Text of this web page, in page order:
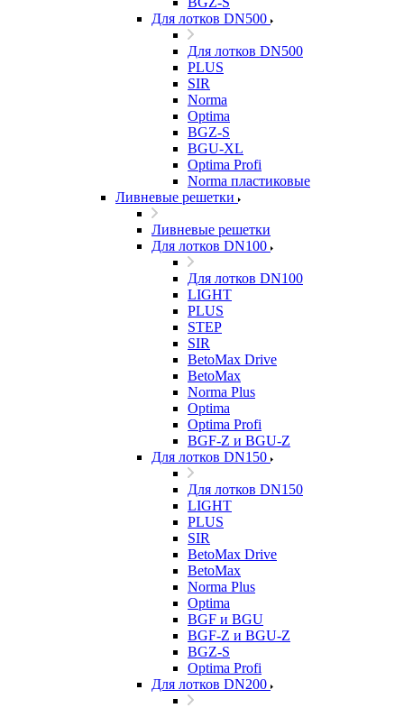
Для лотков DN500
Для лотков DN500
PLUS
SIR
Norma
Optima
BGZ-S
BGU-XL
Optima Profi
Norma пластиковые
Ливневые решетки
Ливневые решетки
Для лотков DN100
Для лотков DN100
LIGHT
PLUS
STEP
SIR
BetoMax Drive
BetoMax
Norma Plus
Optima
Optima Profi
BGF-Z и BGU-Z
Для лотков DN150
Для лотков DN150
LIGHT
PLUS
SIR
BetoMax Drive
BetoMax
Norma Plus
Optima
BGF и BGU
BGF-Z и BGU-Z
BGZ-S
Optima Profi
Для лотков DN200